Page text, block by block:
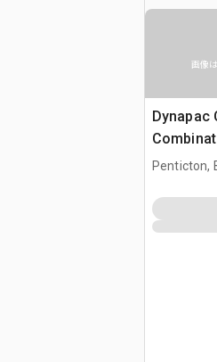
画像
Dynapac
Penticton,